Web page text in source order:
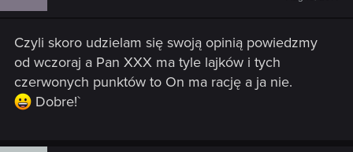
Czyli skoro udzielam się swoją opinią powiedzmy
od wczoraj a Pan XXX ma tyle lajków i tych
czerwonych punktów to On ma rację a ja nie.
Dobre!`